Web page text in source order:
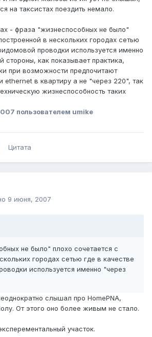
на таксистах поездить немало.
- фраза "жизнеспособных не было"
в нескольких городах сетью
проводки используется именно
стороны, как показывает практика,
при возможности предпочитают
ethernet в квартиру а не "через 220", так
жизнеспособность таких
пользователем umike
Цитата
9 июня, 2007
не было" плохо сочетается с
городах сетью где в качестве
используется именно "через
слышал про HomePNA,
От этого оно более живым не стало.
участок.